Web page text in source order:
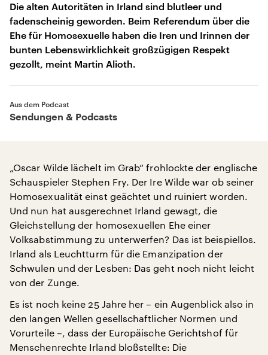
Die alten Autoritäten in Irland sind blutleer und
fadenscheinig geworden. Beim Referendum über die
Ehe für Homosexuelle haben die Iren und Irinnen der
bunten Lebenswirklichkeit großzügigen Respekt
gezollt, meint Martin Alioth.
Aus dem Podcast
Sendungen & Podcasts
„Oscar Wilde lächelt im Grab“ frohlockte der englische
Schauspieler Stephen Fry. Der Ire Wilde war ob seiner
Homosexualität einst geächtet und ruiniert worden.
Und nun hat ausgerechnet Irland gewagt, die
Gleichstellung der homosexuellen Ehe einer
Volksabstimmung zu unterwerfen? Das ist beispiellos.
Irland als Leuchtturm für die Emanzipation der
Schwulen und der Lesben: Das geht noch nicht leicht
von der Zunge.
Es ist noch keine 25 Jahre her – ein Augenblick also in
den langen Wellen gesellschaftlicher Normen und
Vorurteile –, dass der Europäische Gerichtshof für
Menschenrechte Irland bloßstellte: Die